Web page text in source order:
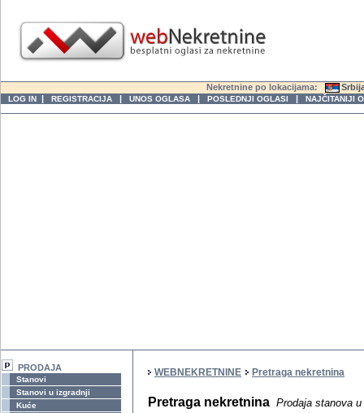
Nekretnine po lokacijama:
LOG IN | REGISTRACIJA | UNOS OGLASA | POSLEDNJI OGLASI | NAJČITANIJI
PRODAJA
Stanovi
Stanovi u izgradnji
Kuće
WEBNEKRETNINE Pretraga nekretnina
Pretraga nekretnina Prodaja stanova